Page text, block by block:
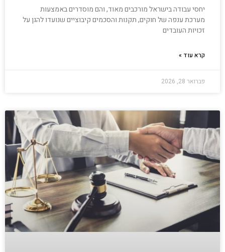
יחסי עבודה בישראל מורכבים מאוד, והם מוסדרים באמצעות
מערכת ענפה של חוקים, תקנות והסכמים קיבוציים שנועדו להגן על
זכויות העובדים
קרא עוד »
פברואר 28, 2026